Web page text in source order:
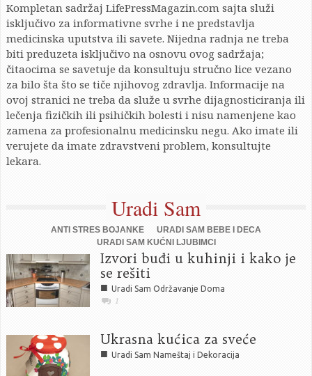
Kompletan sadržaj LifePressMagazin.com sajta služi
isključivo za informativne svrhe i ne predstavlja
medicinska uputstva ili savete. Nijedna radnja ne treba
biti preduzeta isključivo na osnovu ovog sadržaja;
čitaocima se savetuje da konsultuju stručno lice vezano
za bilo šta što se tiče njihovog zdravlja. Informacije na
ovoj stranici ne treba da služe u svrhe dijagnosticiranja ili
lečenja fizičkih ili psihičkih bolesti i nisu namenjene kao
zamena za profesionalnu medicinsku negu. Ako imate ili
verujete da imate zdravstveni problem, konsultujte
lekara.
Uradi Sam
ANTI STRES BOJANKE
URADI SAM BEBE I DECA
URADI SAM KUĆNI LJUBIMCI
Izvori buđi u kuhinji i kako je
se rešiti
■ Uradi Sam Održavanje Doma
1
Ukrasna kućica za sveće
■ Uradi Sam Nameštaj i Dekoracija